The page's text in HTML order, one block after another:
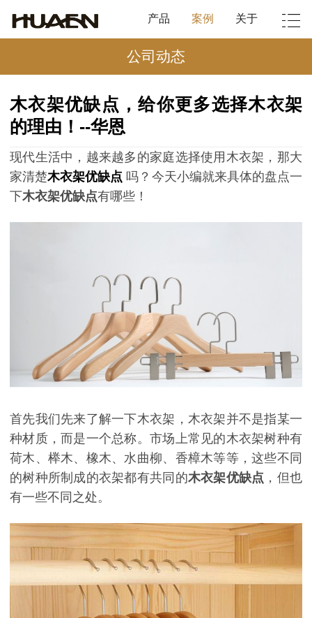
产品 案例 关于
公司动态
木衣架优缺点，给你更多选择木衣架
的理由！--华恩
现代生活中，越来越多的家庭选择使用木衣架，那大
家清楚木衣架优缺点 吗？今天小编就来具体的盘点一
下木衣架优缺点有哪些！
首先我们先来了解一下木衣架，木衣架并不是指某一
种材质，而是一个总称。市场上常见的木衣架树种有
荷木、榉木、橡木、水曲柳、香樟木等等，这些不同
的树种所制成的衣架都有共同的木衣架优缺点 ，但也
有一些不同之处。